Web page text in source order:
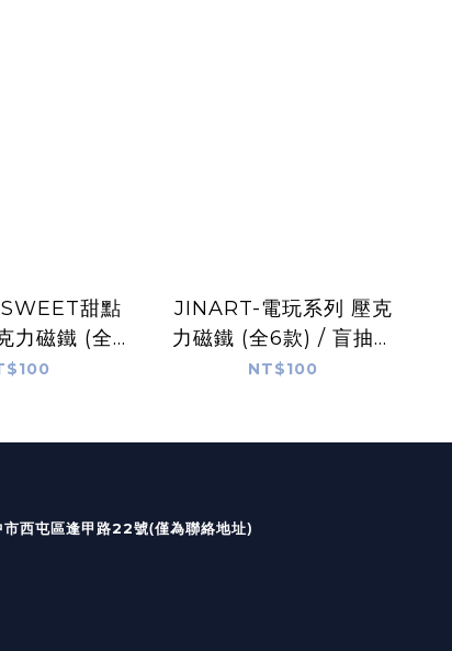
甜點
力磁鐵 (全6
抽單售
JINART-電玩系列 壓克
力磁鐵 (全6款) / 盲抽單
售
NT$100
無出貨及回覆）
市西屯區逢甲路22號(僅為聯絡地址)